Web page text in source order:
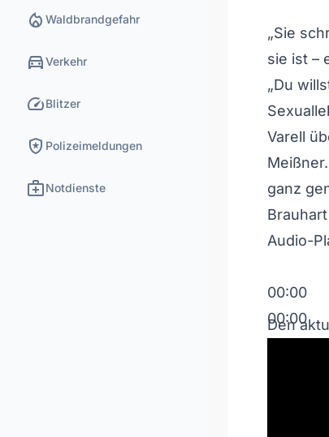
local_fire_department Waldbrandgefahr
directions_carVerkehr
speedBlitzer
local_police Polizeimeldungen
medical_servicesNotdienste
„Sie
sie ist –
„Du
Varell
ganz
Audio-
00:00
00:00
Den